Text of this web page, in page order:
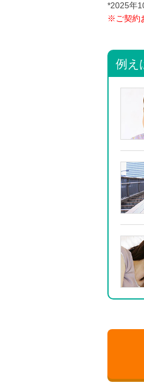
*2025年
※ご契約
例え